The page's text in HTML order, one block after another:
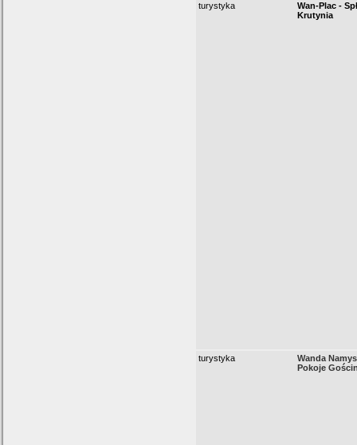
turystyka
Wan-Plac -
Krutynia
turystyka
Wanda
Pokoje